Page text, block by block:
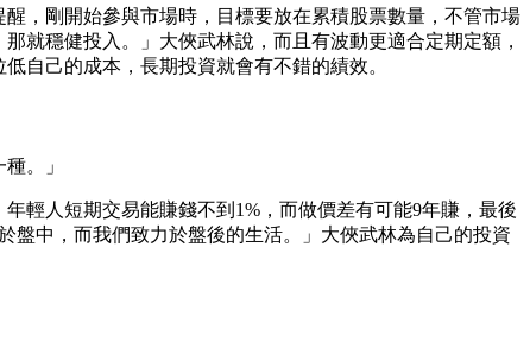
，剛開始參與市場時，目標要放在累積股票數量，不管市場
就穩健投入。」大俠武林說，而且有波動更適合定期定額，
自己的成本，長期投資就會有不錯的績效。
。」
輕人短期交易能賺錢不到1%，而做價差有可能9年賺，最後
盤中，而我們致力於盤後的生活。」大俠武林為自己的投資